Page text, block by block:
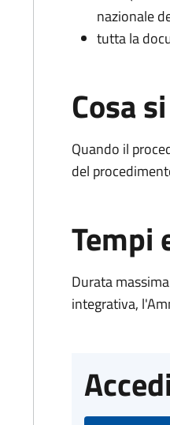
nazionale
tutta la
Cosa
Quando il
del
Tempi
Durata
integrativa,